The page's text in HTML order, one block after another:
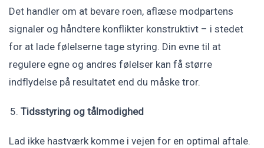
Det handler om at bevare roen, aflæse modpartens
signaler og håndtere konflikter konstruktivt – i stedet
for at lade følelserne tage styring. Din evne til at
regulere egne og andres følelser kan få større
indflydelse på resultatet end du måske tror.
Tidsstyring og tålmodighed
Lad ikke hastværk komme i vejen for en optimal aftale.